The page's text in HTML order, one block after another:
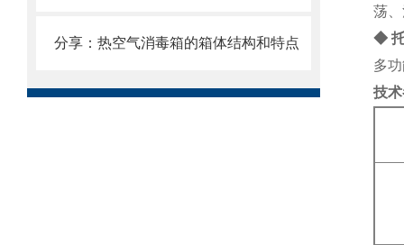
分享：热空气消毒箱的箱体结构和特点
荡
◆
多
技